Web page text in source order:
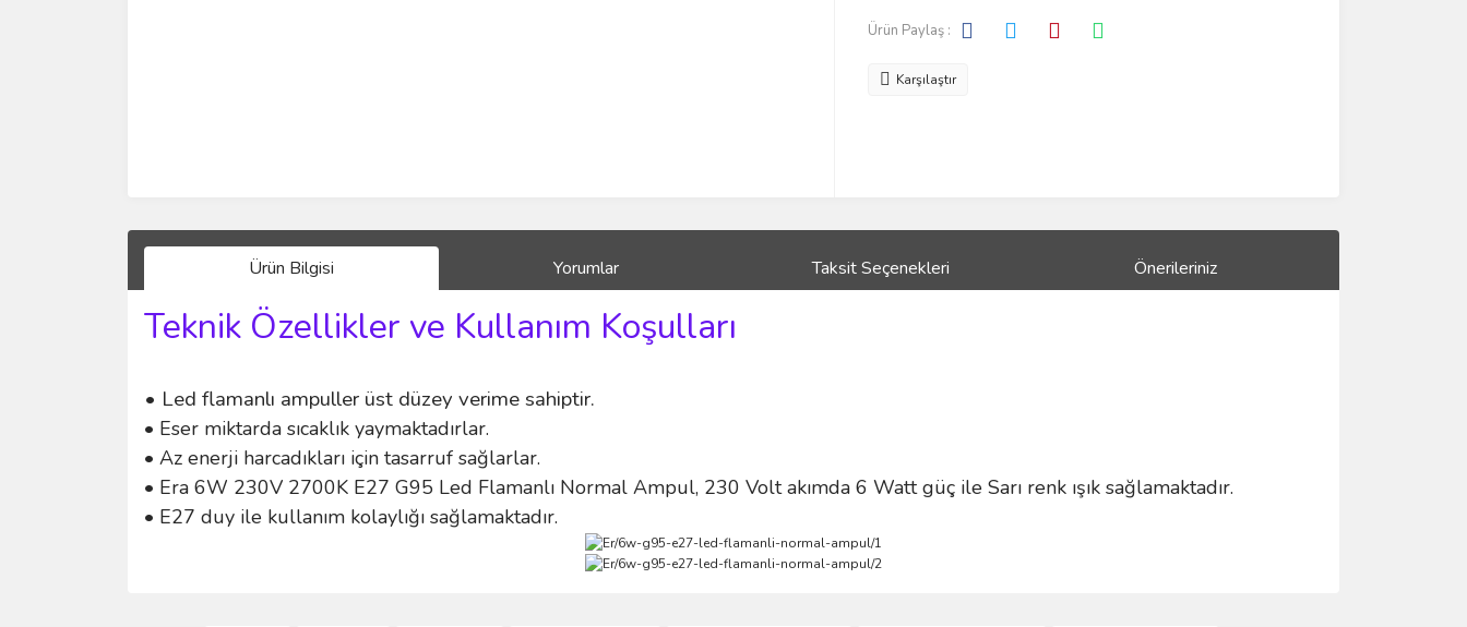
Ürün Paylaş :
Karşılaştır
Ürün Bilgisi Yorumlar Taksit Seçenekleri Önerileriniz
Teknik Özellikler ve Kullanım Koşulları
• Led flamanlı ampuller üst düzey verime sahiptir.
• Eser miktarda sıcaklık yaymaktadırlar.
• Az enerji harcadıkları için tasarruf sağlarlar.
• Era 6W 230V 2700K E27 G95 Led Flamanlı Normal Ampul, 230 Volt akımda 6 Watt güç ile Sarı renk ışık sağlamaktadır.
• E27 duy ile kullanım kolaylığı sağlamaktadır.